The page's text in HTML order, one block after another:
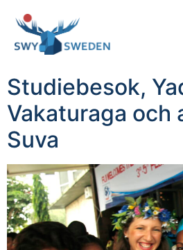
Studiebesok,
Vakaturaga och
Suva